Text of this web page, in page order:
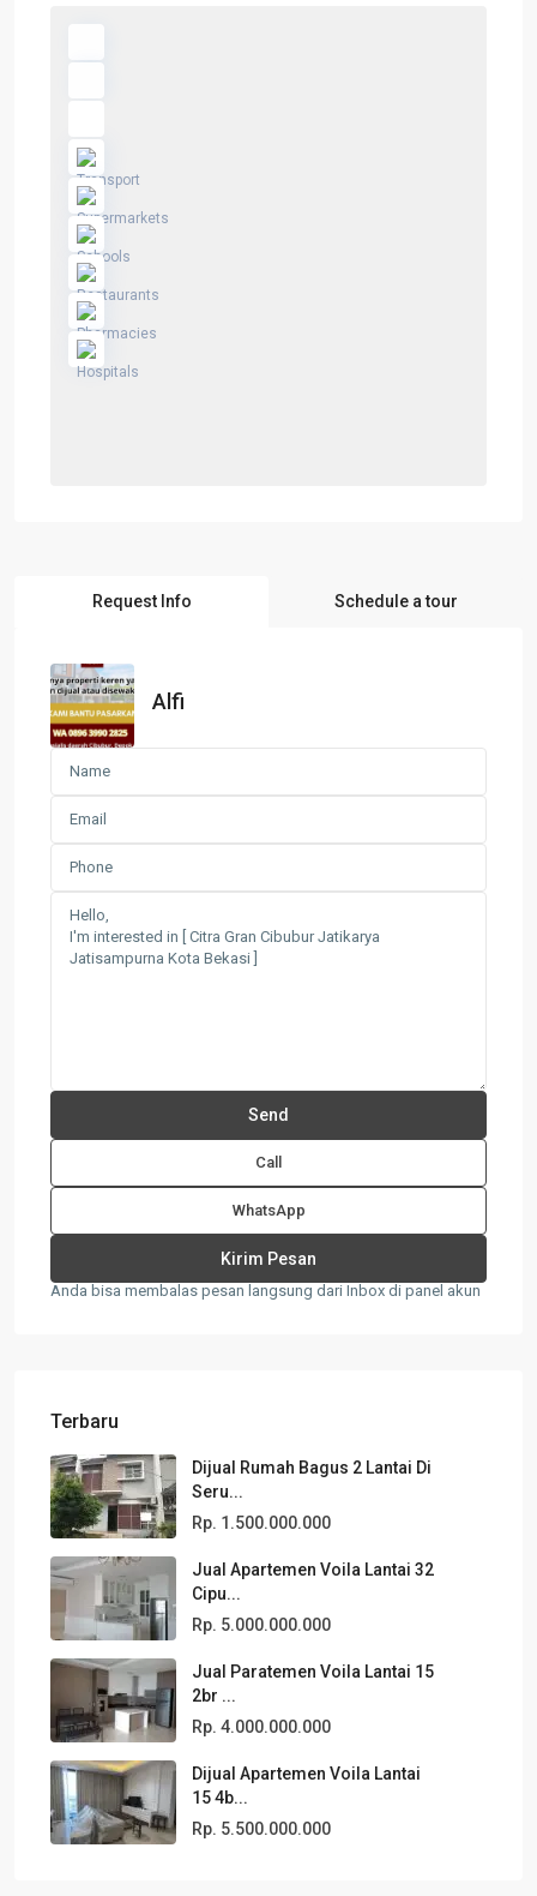
Request Info Schedule a tour
Alfi
Call
WhatsApp
Anda bisa membalas pesan langsung dari Inbox di panel akun
Terbaru
Dijual Rumah Bagus 2 Lantai Di
Seru...
Rp. 1.500.000.000
Jual Apartemen Voila Lantai 32
Cipu...
Rp. 5.000.000.000
Jual Paratemen Voila Lantai 15
2br ...
Rp. 4.000.000.000
Dijual Apartemen Voila Lantai
15 4b...
Rp. 5.500.000.000